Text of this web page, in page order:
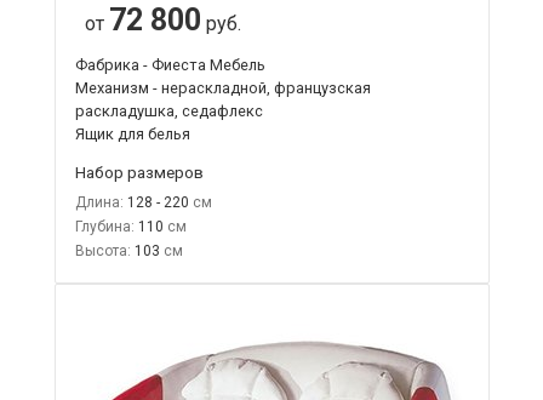
от 72 800 руб.
Фабрика - Фиеста Мебель
Механизм - нераскладной, французская
раскладушка, седафлекс
Ящик для белья
Набор размеров
Длина: 128 - 220
Глубина: 110
Высота: 103